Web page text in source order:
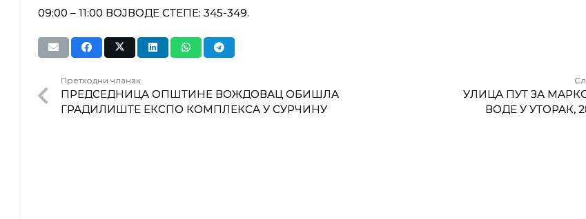
09:00 – 11:00 ВОЈВОДЕ СТЕПЕ: 345-349.
Претходни чланак
ПРЕДСЕДНИЦА ОПШТИНЕ ВОЖДОВАЦ ОБИШЛА
ГРАДИЛИШТЕ ЕКСПО КОМПЛЕКСА У СУРЧИНУ
УЛИЦА ПУТ ЗА
ВОДЕ У УТОРАК,